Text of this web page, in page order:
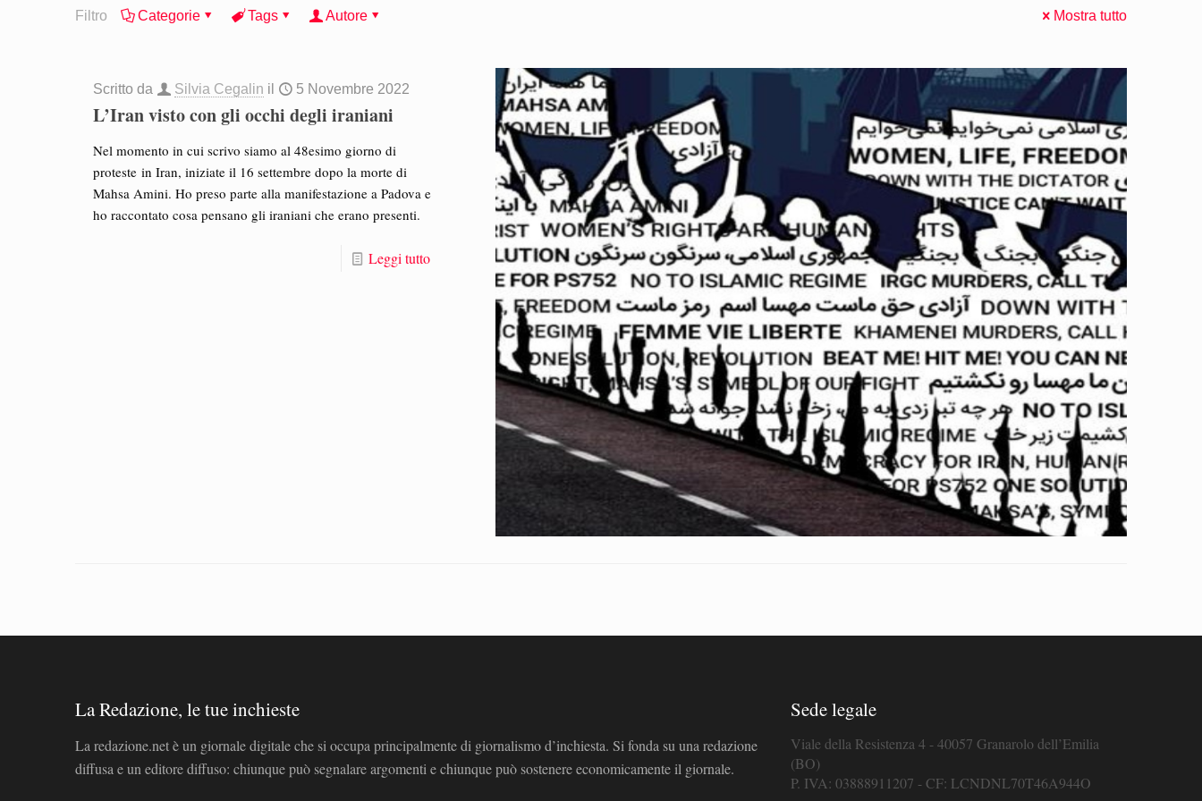
Filtro Categorie Tags Autore Mostra tutto
Scritto da Silvia Cegalin il 5 Novembre 2022
L’Iran visto con gli occhi degli iraniani
Nel momento in cui scrivo siamo al 48esimo giorno di
proteste in Iran, iniziate il 16 settembre dopo la morte di
Mahsa Amini. Ho preso parte alla manifestazione a Padova e
ho raccontato cosa pensano gli iraniani che erano presenti.
Leggi tutto
La Redazione, le tue inchieste
La redazione.net è un giornale digitale che si occupa principalmente di giornalismo d’inchiesta. Si fonda su una redazione
diffusa e un editore diffuso: chiunque può segnalare argomenti e chiunque può sostenere economicamente il giornale.
Sede legale
Viale della Resistenza 4 - 40057 Granarolo dell’Emilia
(BO)
P. IVA: 03888911207 - CF: LCNDNL70T46A944O